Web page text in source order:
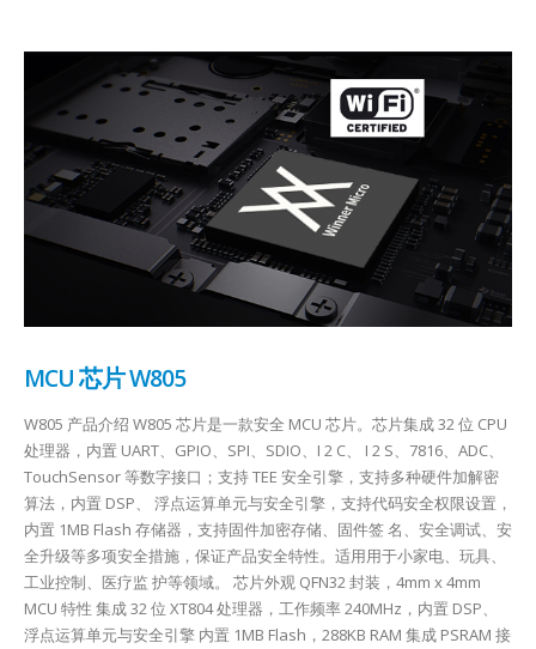
MCU 芯片 W805
W805 产品介绍 W805 芯片是一款安全 MCU 芯片。芯片集成 32 位 CPU
处理器，内置 UART、GPIO、SPI、SDIO、I 2 C、 I 2 S、7816、ADC、
TouchSensor 等数字接口；支持 TEE 安全引擎，支持多种硬件加解密
算法，内置 DSP、 浮点运算单元与安全引擎，支持代码安全权限设置，
内置 1MB Flash 存储器，支持固件加密存储、固件签 名、安全调试、安
全升级等多项安全措施，保证产品安全特性。适用用于小家电、玩具、
工业控制、医疗监 护等领域。 芯片外观 QFN32 封装，4mm x 4mm
MCU 特性 集成 32 位 XT804 处理器，工作频率 240MHz，内置 DSP、
浮点运算单元与安全引擎 内置 1MB Flash，288KB RAM 集成 PSRAM 接